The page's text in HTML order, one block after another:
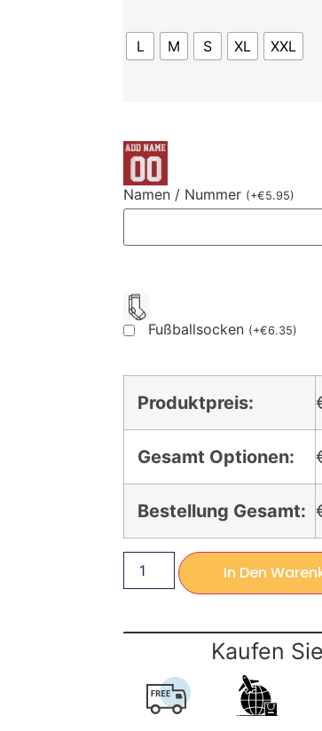
L M S XL XXL
Namen / Nummer (+€5.95)
Fußballsocken (+€6.35)
Produktpreis:
Gesamt Optionen:
Bestellung Gesamt:
In Den
Kaufen